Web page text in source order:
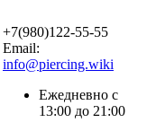
+7(980)122-55-55
Email:
info@piercing.wiki
Ежедневно с
13:00 до 21:00